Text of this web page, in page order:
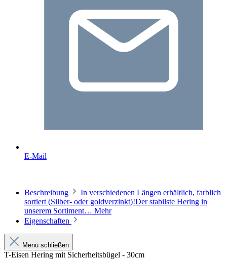
E-Mail
Beschreibung
In verschiedenen Längen erhältlich, farblich
sortiert (Silber- oder goldverzinkt)!Der stabilste Hering in
unserem Sortiment… Mehr
Eigenschaften
Menü schließen
T-Eisen Hering mit Sicherheitsbügel - 30cm